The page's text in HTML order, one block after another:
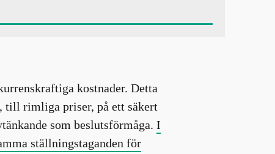
kostnader. Detta
till rimliga priser, på ett säkert
som beslutsförmåga. I
ställningstaganden för